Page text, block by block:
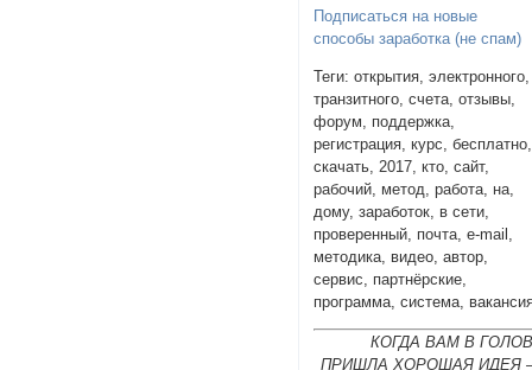
Подписаться на новые
способы заработка (не спам)
Теги: открытия, электронного,
транзитного, счета, отзывы,
форум, поддержка,
регистрация, курс, бесплатно,
скачать, 2017, кто, сайт,
рабочий, метод, работа, на,
дому, заработок, в сети,
проверенный, почта, e-mail,
методика, видео, автор,
сервис, партнёрские,
программа, система,
КОГДА ВАМ В
ПРИШЛА ХОРОШАЯ ИДЕЯ